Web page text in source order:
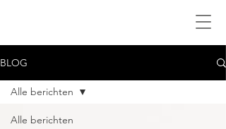
BLOG
Alle berichten
Alle berichten